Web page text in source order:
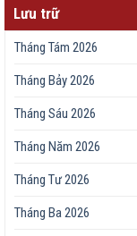
Lưu trữ
Tháng Tám 2026
Tháng Bảy 2026
Tháng Sáu 2026
Tháng Năm 2026
Tháng Tư 2026
Tháng Ba 2026